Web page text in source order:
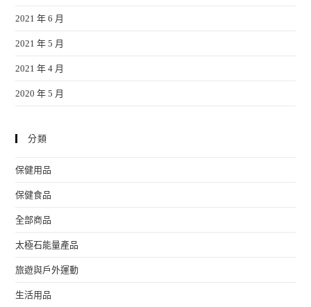
2021 年 6 月
2021 年 5 月
2021 年 4 月
2020 年 5 月
分類
保健用品
保健食品
全部商品
太極石能量產品
旅遊與戶外運動
生活用品